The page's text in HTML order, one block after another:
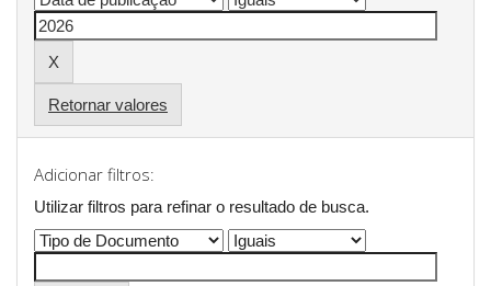
Retornar valores
Adicionar filtros:
Utilizar filtros para refinar o resultado de busca.